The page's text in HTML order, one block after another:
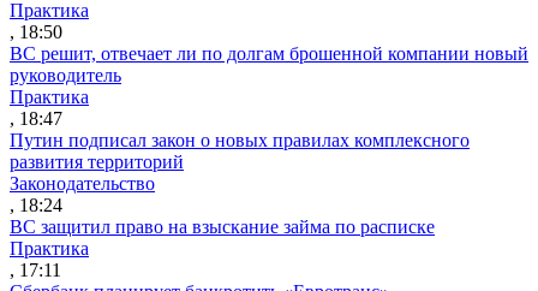
Практика
, 18:50
ВС решит, отвечает ли по долгам брошенной компании новый
руководитель
Практика
, 18:47
Путин подписал закон о новых правилах комплексного
развития территорий
Законодательство
, 18:24
ВС защитил право на взыскание займа по расписке
Практика
, 17:11